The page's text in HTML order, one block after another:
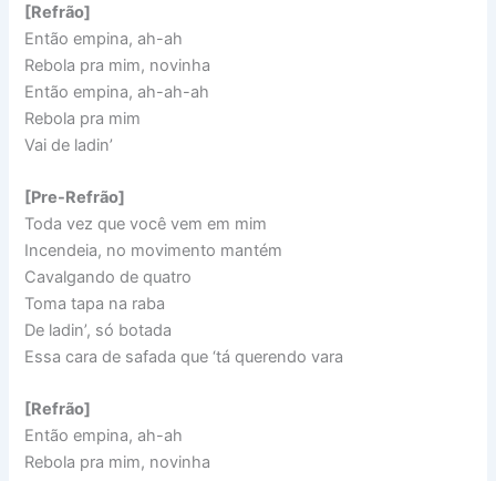
[Refrão]
Então empina, ah-ah
Rebola pra mim, novinha
Então empina, ah-ah-ah
Rebola pra mim
Vai de ladin’
[Pre-Refrão]
Toda vez que você vem em mim
Incendeia, no movimento mantém
Cavalgando de quatro
Toma tapa na raba
De ladin’, só botada
Essa cara de safada que ‘tá querendo vara
[Refrão]
Então empina, ah-ah
Rebola pra mim, novinha